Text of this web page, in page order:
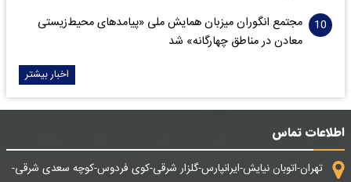
مجتمع انگوران میزبان همایش ملی «پیامدهای محیط‌زیستی
معادن در مناطق چهارگانه» شد
اخبار بیشتر
اطلاعات تماس
تهران-اتوبان نیایش-ایرانپارس-گلزار شرقی-کوی فردوس-کوچه سعدی شرقی-